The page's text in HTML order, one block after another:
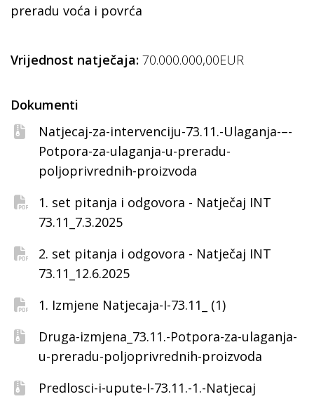
preradu voća i povrća
Vrijednost natječaja: 70.000.000,00EUR
Dokumenti
Natjecaj-za-intervenciju-73.11.-Ulaganja-–-
Potpora-za-ulaganja-u-preradu-
poljoprivrednih-proizvoda
1. set pitanja i odgovora - Natječaj INT
73.11_7.3.2025
2. set pitanja i odgovora - Natječaj INT
73.11_12.6.2025
1. Izmjene Natjecaja-I-73.11_ (1)
Druga-izmjena_73.11.-Potpora-za-ulaganja-
u-preradu-poljoprivrednih-proizvoda
Predlosci-i-upute-I-73.11.-1.-Natjecaj